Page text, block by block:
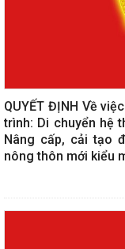
QUYẾT ĐỊNH Về
trình: Di chuyển hệ
Nâng cấp, cải tạo
nông thôn mới kiểu